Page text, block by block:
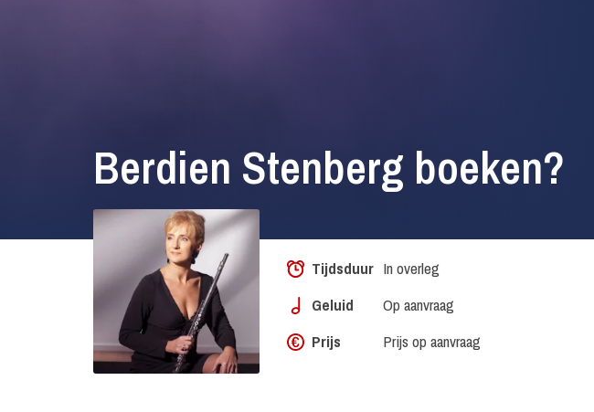
Berdien Stenberg boeken?
Tijdsduur In overleg
Geluid
Op aanvraag
Prijs
Prijs op aanvraag